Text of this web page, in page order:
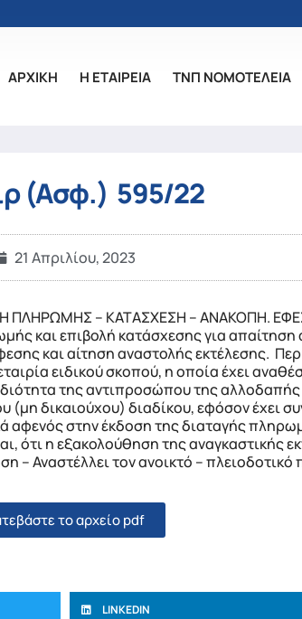
ΑΡΧΙΚΗ Η ΕΤΑΙΡΕΙΑ ΤΝΠ ΝΟΜΟΤΕΛΕΙΑ
(Ασφ.) 595/22
21 Απριλίου, 2023
ΠΛΗΡΩΜΗΣ – ΚΑΤΑΣΧΕΣΗ – ΑΝΑΚΟΠΗ.
και επιβολή κατάσχεσης για
και αίτηση αναστολής εκτέλεσης.
ειδικού σκοπού, η οποία έχει
της αντιπροσώπου της αλλοδαπής
(μη δικαιούχου) διαδίκου, εφόσον έχει
αφενός στην έκδοση της διαταγής
ότι η εξακολούθηση της αναγκαστικής
– Αναστέλλει τον ανοικτό –
το αρχείο pdf
LINKEDIN